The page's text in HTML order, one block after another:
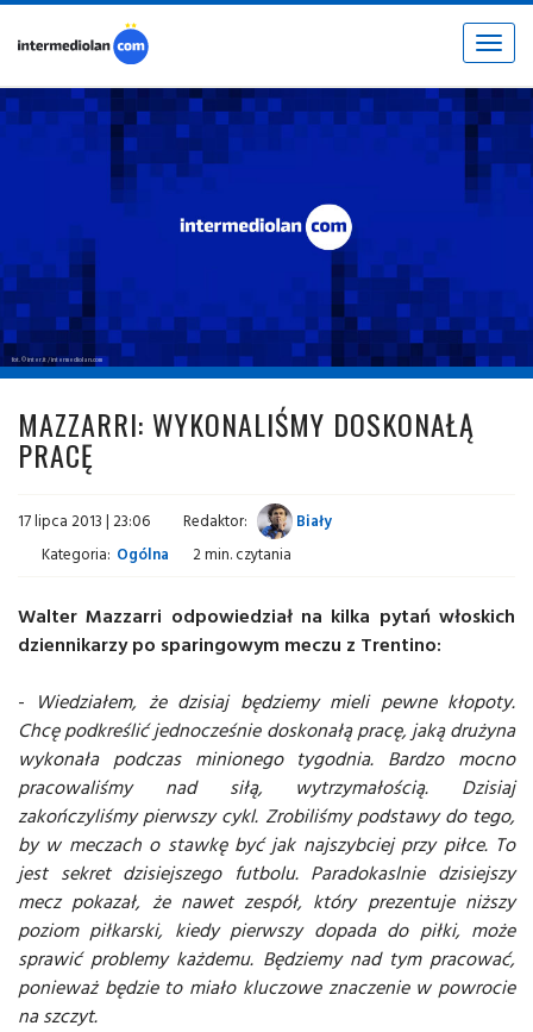
Toggle
fot. © inter.it / intermediolan.com
MAZZARRI: WYKONALIŚMY DOSKONAŁĄ
PRACĘ
17 lipca 2013 | 23:06 Redaktor:
Biały
Kategoria: Ogólna 2 min. czytania
Walter Mazzarri odpowiedział na kilka pytań włoskich
dziennikarzy po sparingowym meczu z Trentino:
- Wiedziałem, że dzisiaj będziemy mieli pewne kłopoty.
Chcę podkreślić jednocześnie doskonałą pracę, jaką drużyna
wykonała podczas minionego tygodnia. Bardzo mocno
pracowaliśmy nad siłą, wytrzymałością. Dzisiaj
zakończyliśmy pierwszy cykl. Zrobiliśmy podstawy do tego,
by w meczach o stawkę być jak najszybciej przy piłce. To
jest sekret dzisiejszego futbolu. Paradokaslnie dzisiejszy
mecz pokazał, że nawet zespół, który prezentuje niższy
poziom piłkarski, kiedy pierwszy dopada do piłki, może
sprawić problemy każdemu. Będziemy nad tym pracować,
ponieważ będzie to miało kluczowe znaczenie w powrocie
na szczyt.